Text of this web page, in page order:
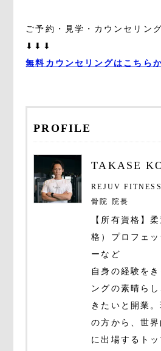
ご予約・見学・カウンセリン
⬇⬇⬇
無料カウンセリングはこちら
PROFILE
TAKASE
REJUV
骨院 院長
【所有資格】
格）プロフェ
ーなど
自身の経験を
ングの素晴ら
きたいと開業
の方から、世
に出場するト